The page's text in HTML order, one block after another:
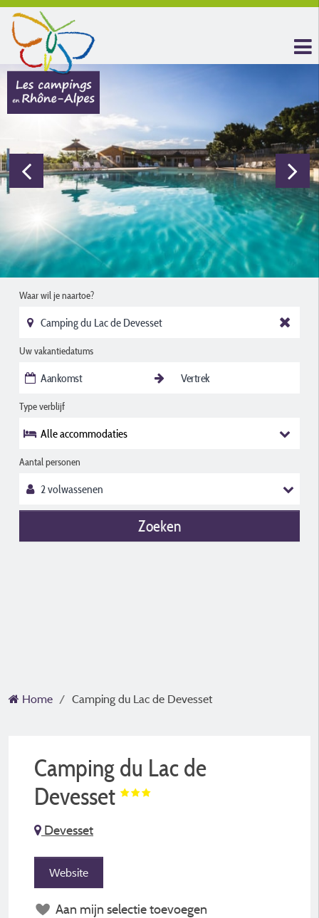
Waar wil je naartoe?
Uw vakantiedatums
Type verblijf
Alle accommodaties
Aantal personen
Zoeken
Home Camping du Lac de Devesset
Camping du Lac de
Devesset
Devesset
Website
Aan mijn selectie toevoegen